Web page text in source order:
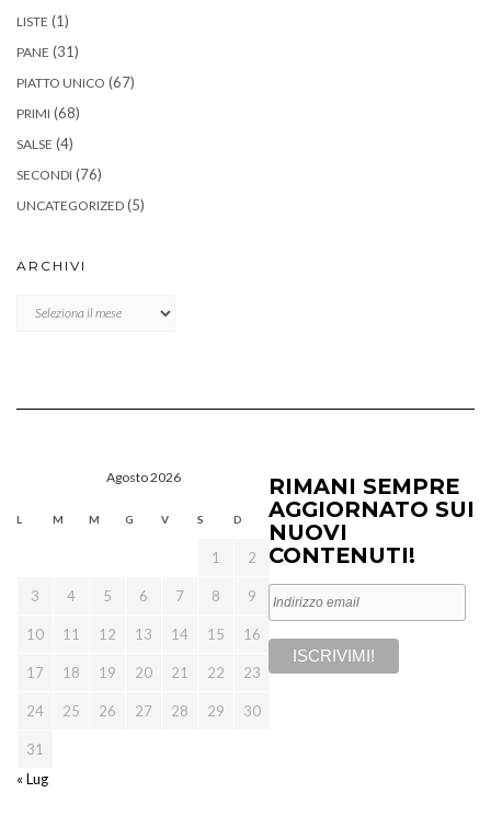
LISTE (1)
PANE (31)
PIATTO UNICO (67)
PRIMI (68)
SALSE (4)
SECONDI (76)
UNCATEGORIZED (5)
ARCHIVI
Agosto 2026
L M M G V S D
1 2
3 4 5 6 7 8 9
10 11 12 13 14 15 16
17 18 19 20 21 22 23
24 25 26 27 28 29 30
31
« Lug
RIMANI SEMPRE
AGGIORNATO SUI
NUOVI
CONTENUTI!